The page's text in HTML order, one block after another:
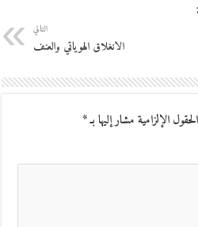
التالي
الانغلاق الهوياتي والعنف
الحقول الإلزامية مشار إليها بـ*